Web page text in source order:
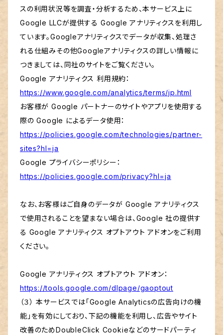
スの利用状況等を調査・分析するため、本サービス上に
Google LLCが提供する Google アナリティクスを利用し
ています。Googleアナリティクスでデータが収集、処理さ
れる仕組みその他Googleアナリティクスの詳しい情報に
つきましては、同社のサイトをご覧ください。
Google アナリティクス 利用規約：
https://www.google.com/analytics/terms/jp.html
お客様が Google パートナーのサイトやアプリを使用する
際の Google によるデータ使用：
https://policies.google.com/technologies/partner-
sites?hl=ja
Google プライバシーポリシー：
https://policies.google.com/privacy?hl=ja
なお、お客様はご自身のデータが Google アナリティクス
で使用されることを望まない場合は、Google 社の提供す
る Google アナリティクス オプトアウト アドオンをご利用
ください。
Google アナリティクス オプトアウト アドオン：
https://tools.google.com/dlpage/gaoptout
（３） 本サービスでは「Google Analyticsの広告向けの機
能」を有効にしており、下記の機能を利用し、広告やサイト
改善のためDoubleClick Cookieなどのサードパーティ